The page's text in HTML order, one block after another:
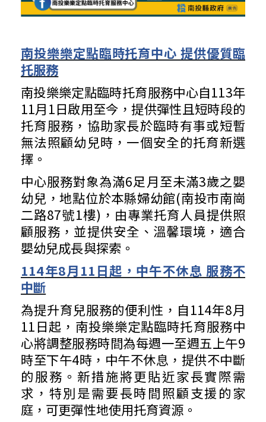
南投樂樂定點臨時托育中心 提供優質臨
托服務
南投樂樂定點臨時托育服務中心自113年
11月1日啟用至今，提供彈性且短時段的
托育服務，協助家長於臨時有事或短暫
無法照顧幼兒時，一個安全的托育新選
擇。
中心服務對象為滿6足月至未滿3歲之嬰
幼兒，地點位於本縣婦幼館(南投市南崗
二路87號1樓)，由專業托育人員提供照
顧服務，並提供安全、溫馨環境，適合
嬰幼兒成長與探索。
114年8月11日起，中午不休息 服務不
中斷
為提升育兒服務的便利性，自114年8月
11日起，南投樂樂定點臨時托育服務中
心將調整服務時間為每週一至週五上午9
時至下午4時，中午不休息，提供不中斷
的服務。新措施將更貼近家長實際需
求，特別是需要長時間照顧支援的家
庭，可更彈性地使用托育資源。